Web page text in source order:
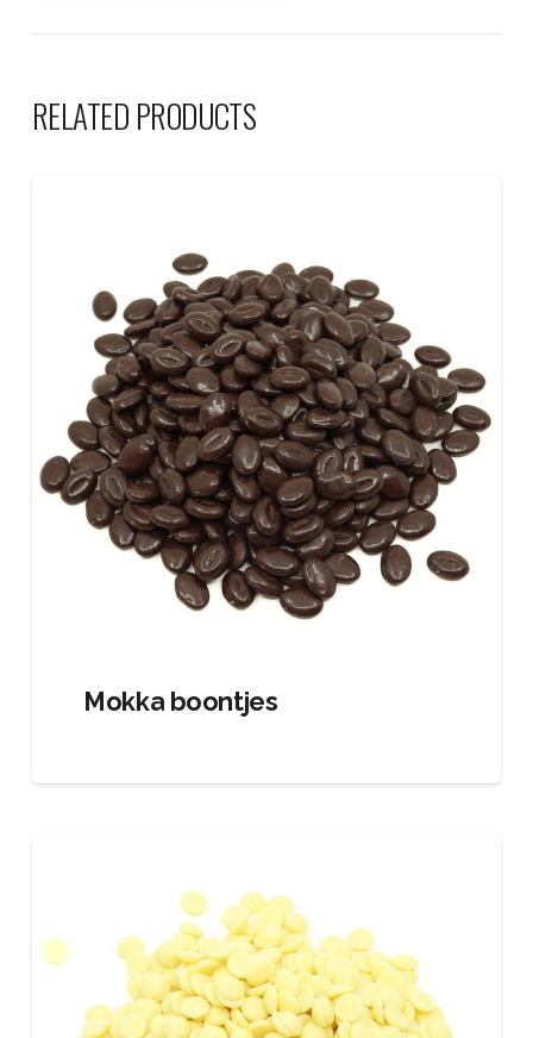
RELATED PRODUCTS
Mokka boontjes